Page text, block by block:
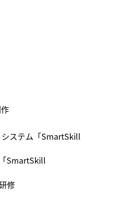
ため、誰の目も気にせず、納得いくま
間いつでもスマートフォンやPCから
で、遠慮せず確認しながら」練習でき
られる土台をつくります。 「聞き返
除くことが、定着率を底上げする一番
も、貴社の「正解」に合わせて自由
・飲食店・ホテル・小売店・製造現
す。 さらに強みとなるのが、評価基
という点です。「敬語の適切さ」「報
対応時の言い回し」など、貴社が現場
最大10件まで登録可能。AIはその基
フィードバックを行います。 これに
ドバイスの内容がバラバラで、何が正
ぎ、部署や拠点をまたいでも一貫した
さらに部署やチーム単位でロープレを
わせ持つため、「自部署に必要な練習
裁量で用意・運用できます。指導内容
タッフ一人ひとりと向き合う時間に振
う手応えが、エンゲージメントを高
たって、良かった点・改善点を具体的
の理解の差を解消することができま
ることで、言語の障壁を取り除き、学
的な向上が期待できます。 ◼︎AI動画自
では、日本語字幕をもとに、多言
者は対象言語をチェックするだけ。
「再翻訳」で補正でき、品質を保ちな
ます。 受講者は動画プレーヤー上で
タッフの接客教育において、
る時間の不足」と「言語・ニュアンス
に解決するのが、AIロープレ
手にいつでもどこでも「接客練習」が
「お客様」の役割を担い、リアルな
高度な会話トレーニングが可能です。
PCからアクセスできるため、指導係
せん。 現場で頻出する実践的なフレ
まで何度も繰り返し練習することがで
完全再現 コンビニ、飲食店、ホテ
に求められる接客用語やシチュエーシ
Talkは、一般的な日本語学習アプリ
スタマイズできます。 これにより、
が、勘や経験に頼った配置判断から
従業員の能力と業務内容のミスマッ
にとどまらず、組織全体の競争力を蝕
ん。 ここでは、ミスマッチが引き起
します。 ［出典］ ・経済産業省「人
経営の実現に向けた検討会報告書）
務局「人的資本経営に関する調査結果
ーション低下・組織の活力喪失 自身
けることは、従業員のモチベーション
やりがいを見失い、受け身で業務を
や改善への意欲も失われます。 この
織全体の雰囲気は停滞し、活力が失わ
さることで機能します。 一人でも自
バーがいると、その遅れを他のメンバ
ム全体の業務効率が低下します。 個
のミスや納期の遅延を引き起こし、最
ぼすことになります。 人材流出
い優秀な人材ほど、自身の能力を活
良い活躍の場を求めて組織を去ってい
やノウハウを持つ人材の流出は、組
がとれていないと、理性的な判断が
も感情的な反応を示しやすくなるので
完璧主義な思考の癖 「仕事は完璧にこ
えるべき」といった完璧主義的な思考
とになります。 この「べき思考」が
プが生じた際に、強い自己嫌悪や他者
ィブな感情を抱きやすくなります。
きなくさせてしまうのです。 原因4：
いない 自分が今どのような感情を抱
能力（メタ認知）が低いと、感情に気
しまっている状態になります。 例え
レッシャー」なのか「単なる空腹」な
処ができません。 自分の感情を冷静
していると、感情の波にただ翻弄され
以前の段階でつまずいてしまいます。
事を引きずってしまう 過去の失敗体験
ないネガティブな出来事は、現在の感
似たような状況に遭遇した際に、過
ラッシュバックし、過剰な防衛反応や
は過去のネガティブな感情に動かされ
ステム「SmartSkill
SmartSkill
修